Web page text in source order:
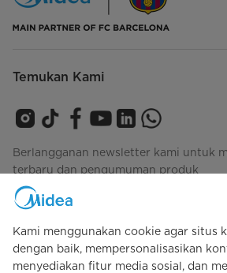
Temukan Kami
Berlangganan newsletter kami untuk
terbaru dan pengumuman produk
Lihat bagaimana kami mengelola
policy
Kami menggunakan cookie agar situs
dengan baik, mempersonalisasikan
menyediakan fitur media sosial, dan